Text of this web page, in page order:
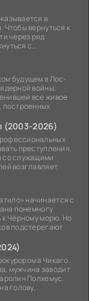
в
Чтобы вернуться к
через ряд
с
будущем в Лос-
войны,
все живое
построенных
(2003-2026)
преступления,
со служащими
возглавляет
начинается с
понемногу
к Чёрному морю. Но
подстерегают
в Чикаго.
мужчина заводит
Полхемус.
голову,